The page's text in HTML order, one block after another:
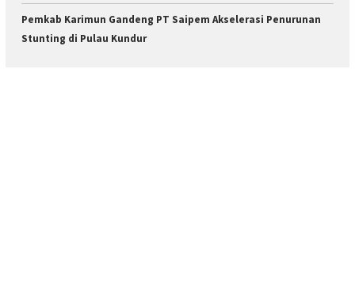
Pemkab Karimun Gandeng PT Saipem Akselerasi Penurunan
Stunting di Pulau Kundur